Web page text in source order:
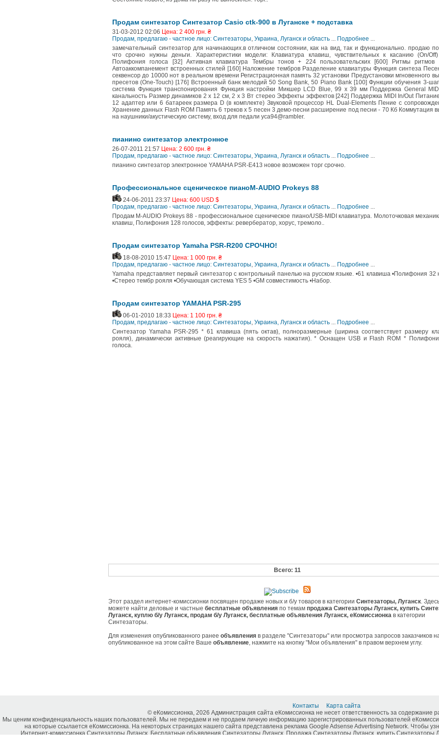
Продам синтезатор Синтезатор Casio ctk-900 в Луганске + подставка
31-03-2012 02:06 Цена: 2 400 грн. ₴
Продам, предлагаю - частное лицо: Синтезаторы, Украина, Луганск и область ... Подробнее ...
замечательный синтезатор для начинающих.в отличном состоянии, как на вид, так и функционально. продаю
что срочно нужны деньги. Характеристики модели: Клавиатура клавиш, чувствительных к касанию (On/
Полифония голоса [32] Активная клавиатура Тембры тонов + 224 пользовательских [600] Ритмы ритмов
Автоаккомпанемент встроенных стилей [160] Наложение тембров Разделение клавиатуры Функция синтеза
секвенсор до 10000 нот в реальном времени Регистрационная память 32 установки Предустановки мгновенного
пресетов (One-Touch) [176] Встроенный банк мелодий 50 Song Bank, 50 Piano Bank [100] Функции обучения 3-
система Функция транспонирования Функция настройки Микшер LCD Blue, 99 х 39 мм Поддержка General
канальность Размер динамиков 2 х 12 см, 2 х 3 Вт стерео Эффекты эффектов [242] Поддержка MIDI In/Out
12 адаптер или 6 батареек размера D (в комплекте) Звуковой процессор HL Dual-Elements Пение с
Хранение данных Flash ROM Память 6 треков х 5 песен 3 демо-песни расширение под песни - 70 Кб Коммутация
на наушники/акустическую систему, вход для педали yca94@rambler.
пианино синтезатор электронное
26-07-2011 21:57 Цена: 2 600 грн. ₴
Продам, предлагаю - частное лицо: Синтезаторы, Украина, Луганск и область ... Подробнее ...
пианино синтезатор электронное YAMAHA PSR-E413 новое возможен торг срочно.
Профессиональное сценическое пианоM-AUDIO Prokeys 88
24-06-2011 23:37 Цена: 600 USD $
Продам, предлагаю - частное лицо: Синтезаторы, Украина, Луганск и область ... Подробнее ...
Продам M-AUDIO Prokeys 88 - профессиональное сценическое пиано/USB-MIDI клавиатура. Молоточковая
клавиш, Полифония 128 голосов, эффекты: ревербератор, хорус, тремоло..
Продам синтезатор Yamaha PSR-R200 СРОЧНО!
18-08-2010 15:47 Цена: 1 000 грн. ₴
Продам, предлагаю - частное лицо: Синтезаторы, Украина, Луганск и область ... Подробнее ...
Yamaha представляет первый синтезатор с контрольный панелью на русском языке. •61 клавиша •Полифония 32
•Стерео тембр рояля •Обучающая система YES 5 •GM совместимость •Набор.
Продам синтезатор YAMAHA PSR-295
06-01-2010 18:33 Цена: 1 100 грн. ₴
Продам, предлагаю - частное лицо: Синтезаторы, Украина, Луганск и область ... Подробнее ...
Синтезатор Yamaha PSR-295 * 61 клавиша (пять октав), полноразмерные (ширина соответствует размеру
рояля), динамически активные (реагирующие на скорость нажатия). * Оснащен USB и Flash ROM *
голоса.
Всего: 11
Этот раздел интернет-комиссионки посвящен продаже новых и б/у товаров в категории Синтезаторы, Луганск.
можете найти деловые и частные бесплатные объявления по темам продажа Синтезаторы Луганск, купить
Луганск, куплю б/у Луганск, продам б/у Луганск, бесплатные объявления Луганск, еКомиссионка в категории
Синтезаторы.
Для изменения опубликованного ранее объявления в разделе "Синтезаторы" или просмотра запросов заказчиков
опубликованное на этом сайте Ваше объявление, нажмите на кнопку "Мои объявления" в правом верхнем углу.
Контакты
Карта сайта
© еКомиссионка, 2026 Администрация сайта еКомиссионка не несет ответственность за содержание
Мы ценим конфиденциальность наших пользователей. Мы не передаем и не продаем личную информацию зарегистрированных пользователей
на которые ссылается еКомиссионка. На некоторых страницах нашего сайта представлена реклама Google Adsense Advertising Network. Чтобы
Интернет-комиссионка Синтезаторы Луганск. Бесплатные объявления Синтезаторы Луганск. Продажа Синтезаторы Луганск, купить Синтезаторы